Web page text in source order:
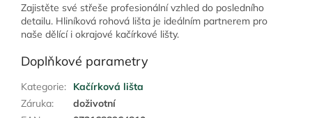
Zajistěte své střeše profesionální vzhled do posledního
detailu. Hliníková rohová lišta je ideálním partnerem pro
naše dělící i okrajové kačírkové lišty.
Doplňkové parametry
Kategorie:
Kačírková lišta
Záruka:
doživotní